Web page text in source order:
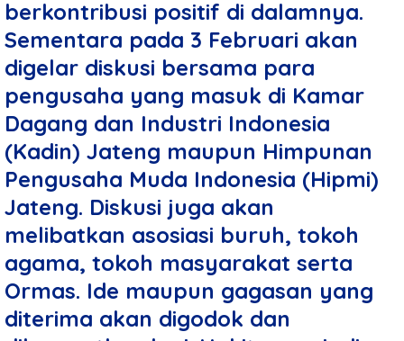
berkontribusi positif di dalamnya.
Sementara pada 3 Februari akan
digelar diskusi bersama para
pengusaha yang masuk di Kamar
Dagang dan Industri Indonesia
(Kadin) Jateng maupun Himpunan
Pengusaha Muda Indonesia (Hipmi)
Jateng. Diskusi juga akan
melibatkan asosiasi buruh, tokoh
agama, tokoh masyarakat serta
Ormas. Ide maupun gagasan yang
diterima akan digodok dan